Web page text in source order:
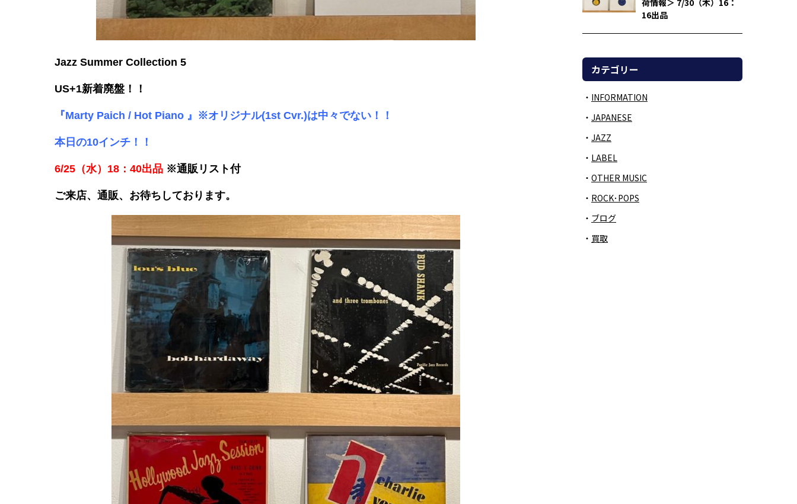
Jazz Summer Collection 5
US+1新着廃盤！！
『Marty Paich / Hot Piano 』※オリジナル(1st Cvr.)は中々でない！！
本日の10インチ！！
6/25（水）18：40出品 ※通販リスト付
ご来店、通販、お待ちしております。
16出品
カテゴリー
INFORMATION
JAPANESE
JAZZ
LABEL
OTHER MUSIC
ROCK･POPS
ブログ
買取